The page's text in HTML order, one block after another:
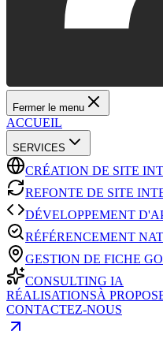
Fermer le menu
ACCUEIL
SERVICES
CRÉATION DE SITE
REFONTE DE SITE
DÉVELOPPEMENT
RÉFÉRENCEMENT
GESTION DE FICHE
CONSULTING IA
RÉALISATIONSÀ PROPOS
CONTACTEZ-NOUS